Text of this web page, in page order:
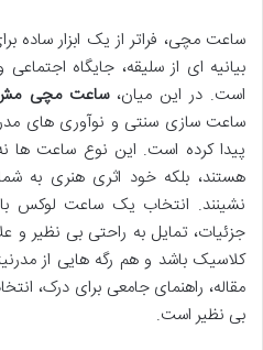
ساعت مچی، فراتر از یک ابزار ساده
بیانیه ای از سلیقه، جایگاه
است. در این میان،ساعت مچی
ساعت سازی سنتی و نوآوری های
پیدا کرده است. این نوع ساعت ها
هستند، بلکه خود اثری هنری به
نشینند. انتخاب یک ساعت لوکس
جزئیات، تمایل به راحتی بی نظیر و
کلاسیک باشد و هم رگه هایی از
مقاله، راهنمای جامعی برای درک،
بی نظیر است.